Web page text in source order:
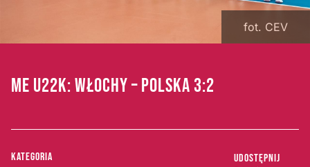
fot. CEV
ME U22K: WŁOCHY – POLSKA 3:2
Kategoria Udostępnij